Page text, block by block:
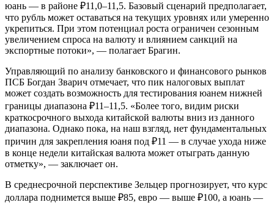
юань — в районе ₽11,0–11,5. Базовый сценарий предполагает,
что рубль может оставаться на текущих уровнях или умеренно
укрепиться. При этом потенциал роста ограничен сезонным
увеличением спроса на валюту и влиянием санкций на
экспортные потоки», — полагает Брагин.
Управляющий по анализу банковского и финансового рынков
ПСБ Богдан Зварич отмечает, что пик налоговых выплат
может создать возможность для тестирования юанем нижней
границы диапазона ₽11–11,5. «Более того, видим риски
краткосрочного выхода китайской валюты вниз из данного
диапазона. Однако пока, на наш взгляд, нет фундаментальных
причин для закрепления юаня под ₽11 — в случае ухода ниже
в конце недели китайская валюта может отыграть данную
отметку», — заключает он.
В среднесрочной перспективе Зельцер прогнозирует, что курс
доллара поднимется выше ₽85, евро — выше ₽100, а юань —